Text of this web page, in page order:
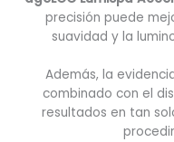
precisión puede
suavidad y la
Además, la
combinado con el
resultados en tan